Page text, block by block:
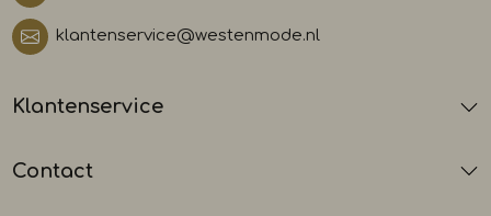
klantenservice@westenmode.nl
Klantenservice
Contact